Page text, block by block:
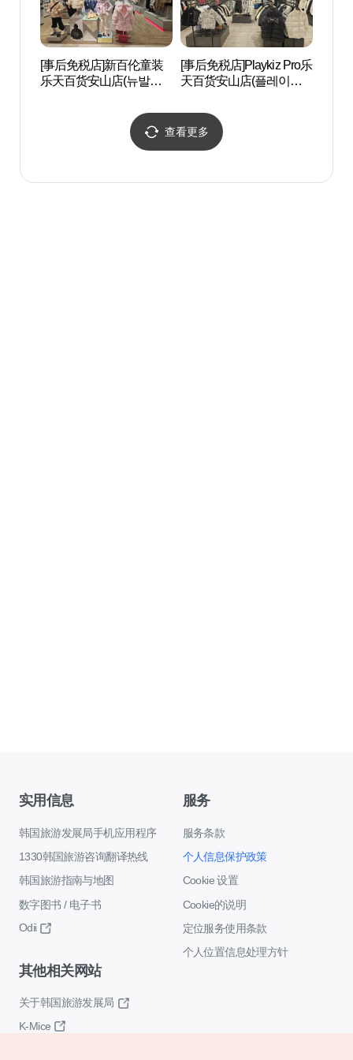
[事后免税店]新百伦童装
乐天百货安山店(뉴발란
[事后免税店]Playkiz Pro乐
天百货安山店(플레이키
점)
查看更多
实用信息
韩国旅游发展局手机应用程序
1330韩国旅游咨询翻译热线
韩国旅游指南与地图
数字图书 / 电子书
Odii
服务
服务条款
个人信息保护政策
Cookie 设置
Cookie的说明
定位服务使用条款
个人位置信息处理方针
其他相关网站
关于韩国旅游发展局
K-Mice